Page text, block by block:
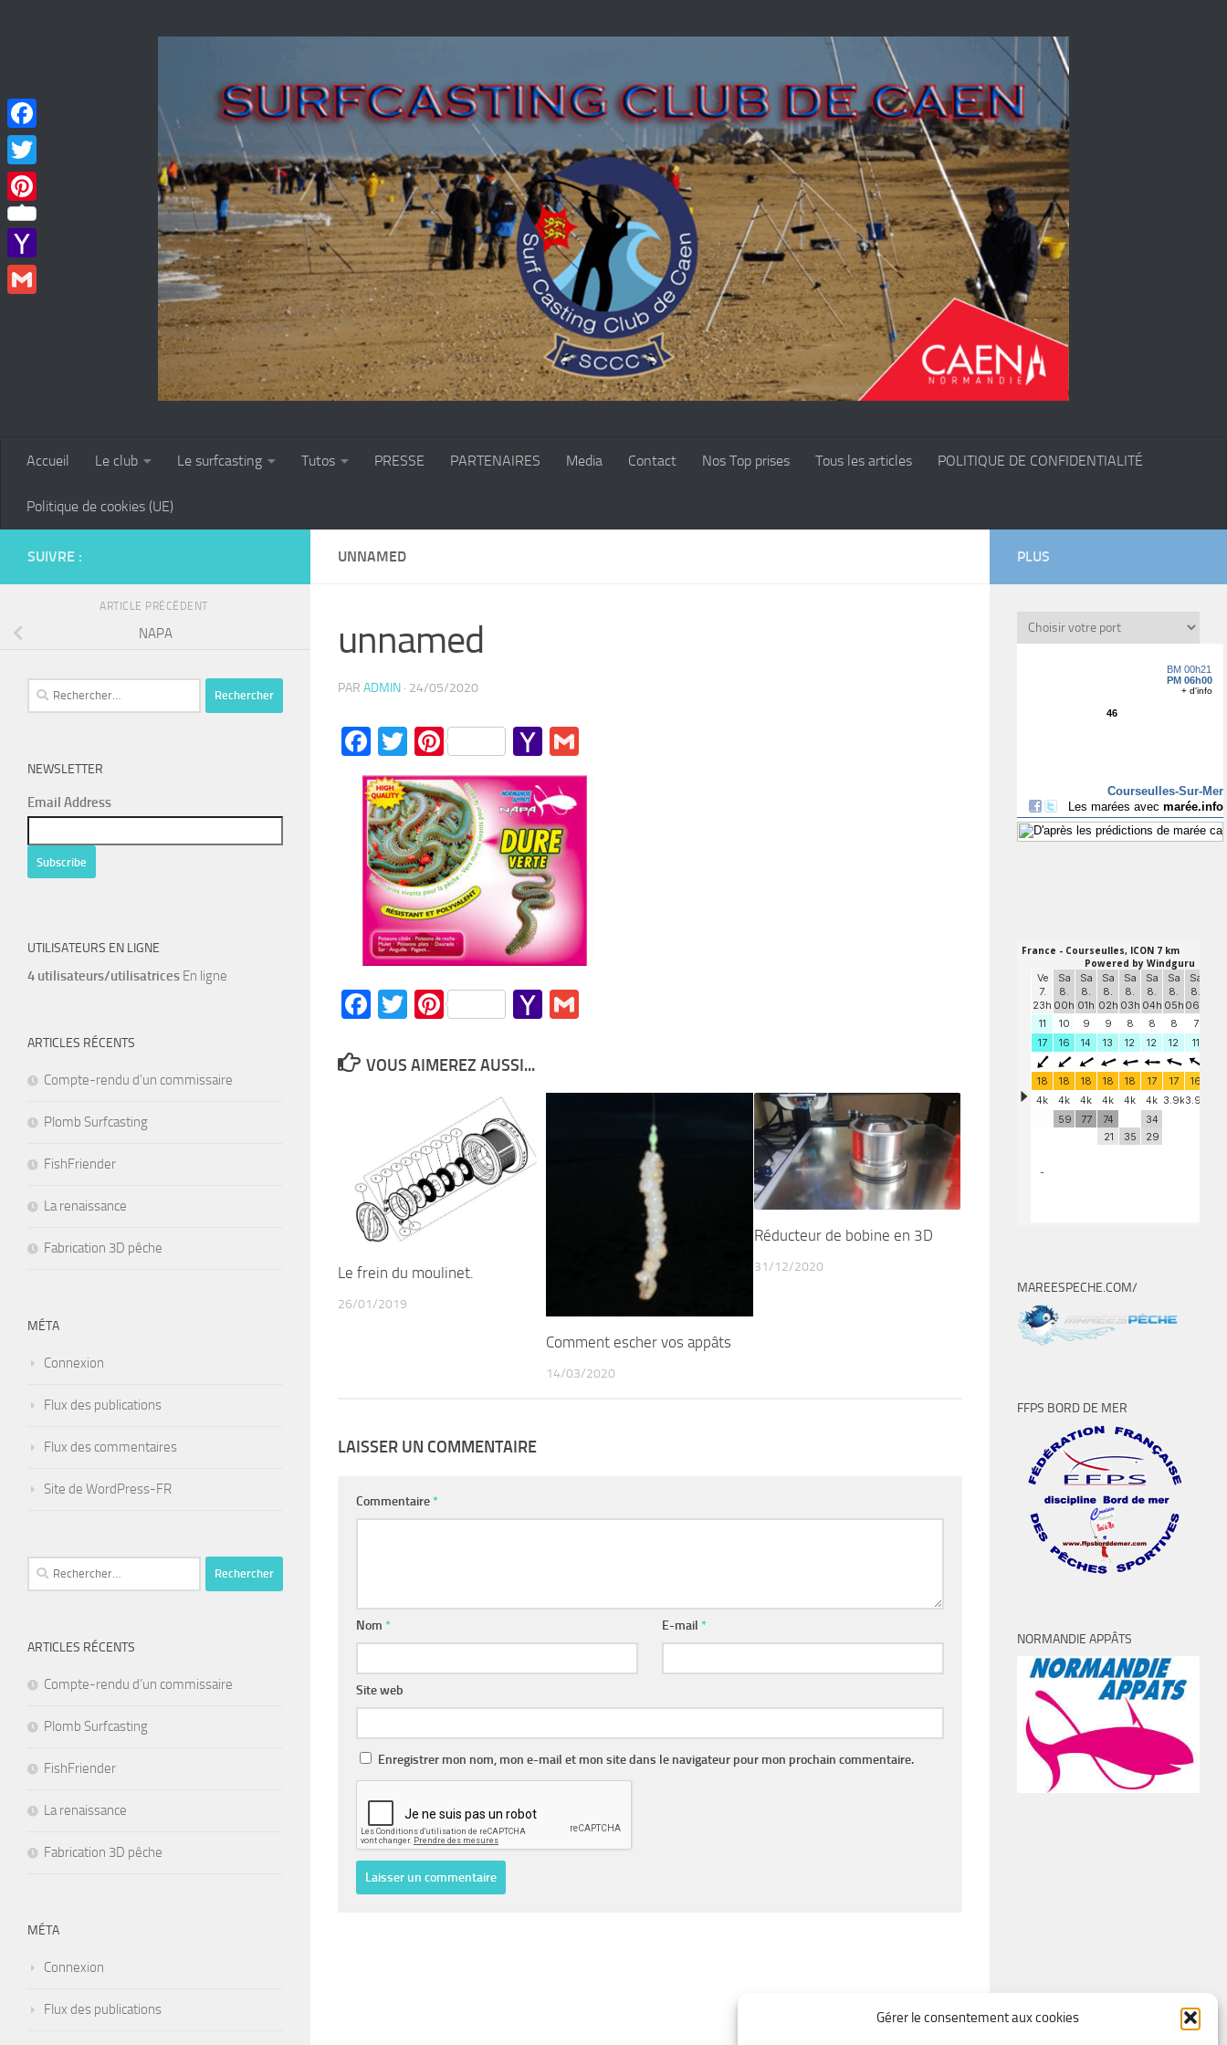
Gérer le consentement aux cookies
Accueil Le club Le surfcasting Tutos PRESSE PARTENAIRES Media Contact Nos Top prises Tous les articles POLITIQUE DE CONFIDENTIALITÉ
Politique de cookies (UE)
UNNAMED
unnamed
PAR ADMIN · 24/05/2020
Facebook
TwitterPinterestYahoo
Mail
Facebook
TwitterPinterestYahoo
VOUS AIMEREZ AUSSI...
Le frein du moulinet.
26/01/2019
Comment escher vos appâts
14/03/2020
Réducteur de bobine en 3D
31/12/2020
LAISSER UN COMMENTAIRE
Commentaire *
Nom * E-mail *
Site web
Enregistrer mon nom, mon e-mail et mon site dans le navigateur pour mon prochain commentaire.
SUIVRE :
ARTICLE PRÉCÉDENT
NAPA
Rechercher :
NEWSLETTER
Email Address
UTILISATEURS EN LIGNE
4 utilisateurs/utilisatrices En ligne
ARTICLES RÉCENTS
Compte-rendu d’un commissaire
Plomb Surfcasting
FishFriender
La renaissance
Fabrication 3D pêche
MÉTA
Connexion
Flux des publications
Flux des commentaires
Site de WordPress-FR
Rechercher :
ARTICLES RÉCENTS
Compte-rendu d’un commissaire
Plomb Surfcasting
FishFriender
La renaissance
Fabrication 3D pêche
MÉTA
Connexion
Flux des publications
PLUS
MAREESPECHE.COM/
FFPS BORD DE MER
NORMANDIE APPÂTS
Facebook
Twitter
Pinterest
Yahoo